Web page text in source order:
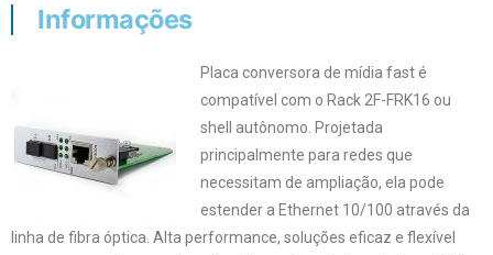
Informações
Placa conversora de mídia fast é
compatível com o Rack 2F-FRK16 ou
shell autônomo. Projetada
principalmente para redes que
necessitam de ampliação, ela pode
estender a Ethernet 10/100 através da
linha de fibra óptica. Alta performance, soluções eficaz e flexível